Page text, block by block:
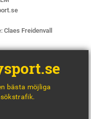
Claes Freidenvall
bästa möjliga